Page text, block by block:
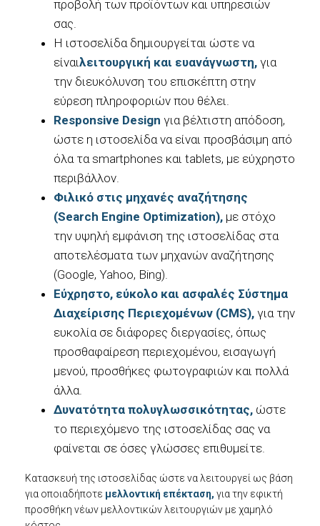
προβολή των προϊόντων και υπηρεσιών
σας.
Η ιστοσελίδα δημιουργείται ώστε να
είναιλειτουργική και ευανάγνωστη,για
την διευκόλυνση του επισκέπτη στην
εύρεση πληροφοριών που θέλει.
Responsive Design για βέλτιστη απόδοση,
ώστε η ιστοσελίδα να είναι προσβάσιμη από
όλα τα smartphones και tablets, με εύχρηστο
περιβάλλον.
Φιλικό στις μηχανές αναζήτησης
(Search Engine Optimization),με στόχο
την υψηλή εμφάνιση της ιστοσελίδας στα
αποτελέσματα των μηχανών αναζήτησης
(Google, Yahoo, Bing).
Εύχρηστο, εύκολο και ασφαλές Σύστημα
Διαχείρισης Περιεχομένων (CMS), για την
ευκολία σε διάφορες διεργασίες, όπως
προσθαφαίρεση περιεχομένου, εισαγωγή
μενού, προσθήκες φωτογραφιών και πολλά
άλλα.
Δυνατότητα πολυγλωσσικότητας, ώστε
το περιεχόμενο της ιστοσελίδας σας να
φαίνεται σε όσες γλώσσες επιθυμείτε.
Κατασκευή της ιστοσελίδας ώστε να λειτουργεί ως βάση
για οποιαδήποτε μελλοντική επέκταση, για την εφικτή
προσθήκη νέων μελλοντικών λειτουργιών με χαμηλό